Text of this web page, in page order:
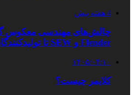
4 هفته پیش
چالش‌های مهندسی معکوس
Flender و SEW تا تولیدکنندگان تخصصی ایرانی
۱۴۰۵/۰۴/۱۰
کلایمر چیست؟